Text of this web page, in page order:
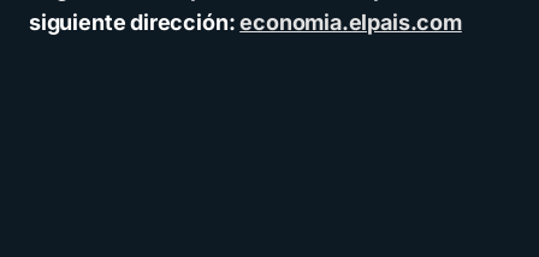
siguiente dirección:economia.elpais.com